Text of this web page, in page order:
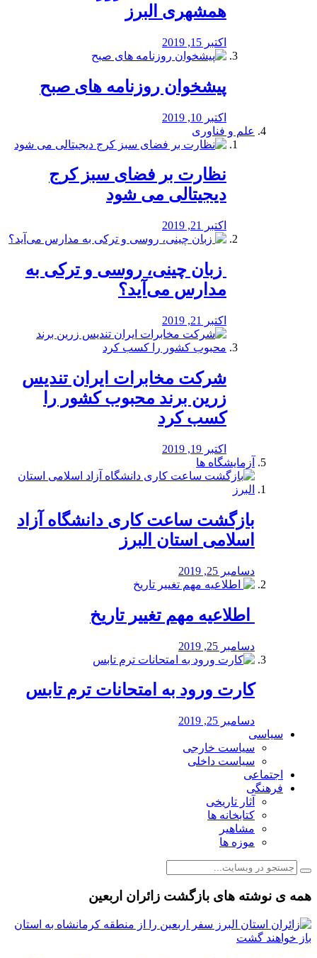
همشهری البرز
اکتبر 15, 2019
پیشخوان روزنامه های صبح
اکتبر 10, 2019
علم و فناوری
نظارت بر فضای سبز کرج
دیجیتالی می شود
اکتبر 21, 2019
️ زبان چینی، روسی و ترکی به
مدارس می‌آید؟
اکتبر 21, 2019
شرکت مخابرات ایران تندیس
زرین برند محبوب کشور را
کسب کرد
اکتبر 19, 2019
آزمایشگاه ها
بازگشت ساعت کاری دانشگاه آزاد
اسلامی استان البرز
دسامبر 25, 2019
️ اطلاعیه مهم تغییر تاریخ
دسامبر 25, 2019
کارت ورود به امتحانات ترم تابس
دسامبر 25, 2019
سیاسی
سیاست خارجی
سیاست داخلی
اجتماعی
فرهنگی
آثار تاریخی
کتابخانه ها
مشاهیر
موزه ها
همه ی نوشته های بازگشت زائران اربعین